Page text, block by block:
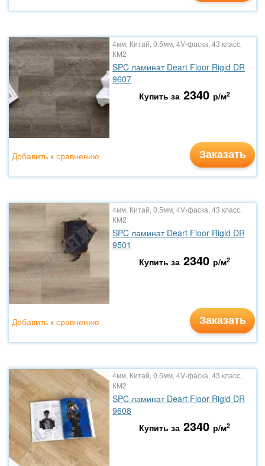
4мм, Китай, 0.5мм, 4V-фаска, 43 класс,
КМ2
SPC ламинат Deart Floor Rigid DR
9607
Купить за 2340 р/м2
Заказать
Добавить к сравнению
4мм, Китай, 0.5мм, 4V-фаска, 43 класс,
КМ2
SPC ламинат Deart Floor Rigid DR
9501
Купить за 2340 р/м2
Заказать
Добавить к сравнению
4мм, Китай, 0.5мм, 4V-фаска, 43 класс,
КМ2
SPC ламинат Deart Floor Rigid DR
9608
Купить за 2340 р/м2